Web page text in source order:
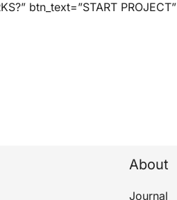
btn_text=”START PROJECT”
About
Journal